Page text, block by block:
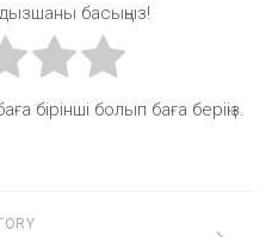
басыңыз!
бірінші болып баға беріңіз.